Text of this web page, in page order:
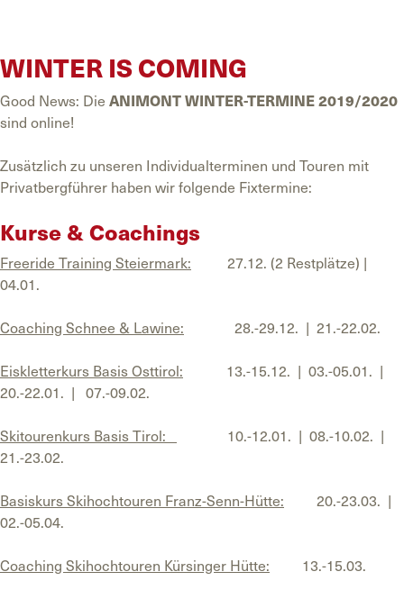
WINTER IS COMING
Good News: Die ANIMONT WINTER-TERMINE2019/2020
sind online!
Zusätzlich zu unseren Individualterminen und Touren mit
Privatbergführer haben wir folgende Fixtermine:
Kurse & Coachings
Freeride Training Steiermark: 27.12. (2 Restplätze) |
04.01.
Coaching Schnee & Lawine: 28.-29.12. | 21.-22.02.
Eiskletterkurs Basis Osttirol: 13.-15.12. | 03.-05.01. |
20.-22.01. | 07.-09.02.
Skitourenkurs Basis Tirol:
10.-12.01. | 08.-10.02. |
21.-23.02.
Basiskurs Skihochtouren Franz-Senn-Hütte: 20.-23.03. |
02.-05.04.
Coaching Skihochtouren Kürsinger Hütte: 13.-15.03.